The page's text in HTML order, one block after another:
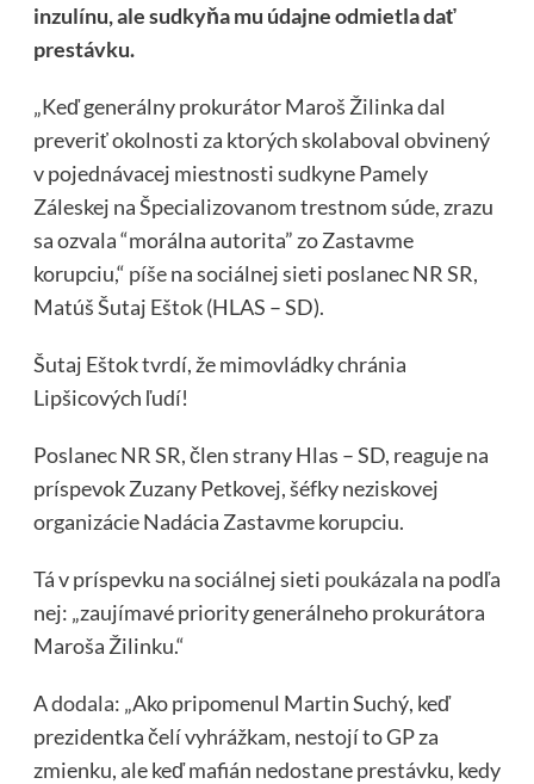
inzulínu, ale sudkyňa mu údajne odmietla dať
prestávku.
„Keď generálny prokurátor Maroš Žilinka dal
preveriť okolnosti za ktorých skolaboval obvinený
v pojednávacej miestnosti sudkyne Pamely
Záleskej na Špecializovanom trestnom súde, zrazu
sa ozvala “morálna autorita” zo Zastavme
korupciu,“ píšena sociálnej sieti poslanec NR SR,
Matúš Šutaj Eštok (HLAS – SD).
Šutaj Eštok tvrdí, že mimovládky chránia
Lipšicových ľudí!
Poslanec NR SR, člen strany Hlas – SD, reaguje na
príspevok Zuzany Petkovej, šéfky neziskovej
organizácie Nadácia Zastavme korupciu.
Tá v príspevku na sociálnej sieti poukázala na podľa
nej: „zaujímavé priority generálneho prokurátora
Maroša Žilinku.“
Adodala: „Ako pripomenul Martin Suchý, keď
prezidentka čelí vyhrážkam, nestojí to GP za
zmienku, ale keď mafián nedostane prestávku, kedy